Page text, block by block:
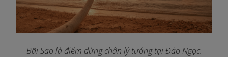
Bãi Sao là điểm dừng chân lý tưởng tại Đảo Ngọc.